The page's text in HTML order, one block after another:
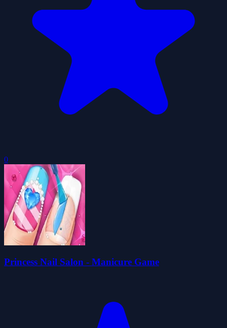
0
Princess Nail Salon - Manicure Game